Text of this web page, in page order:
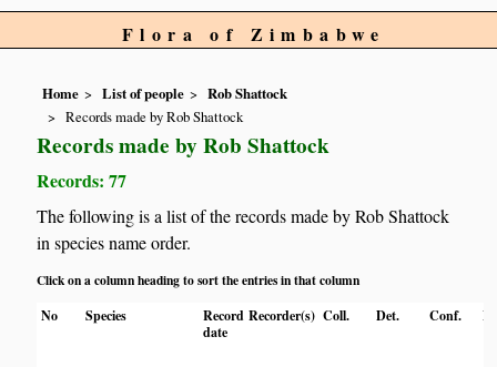
Flora of Zimbabwe
Home List of people
Rob Shattock
Records made by Rob Shattock
Records made by Rob Shattock
Records: 77
The following is a list of the records made by Rob Shattock
in species name order.
Click on a column heading to sort the entries in that column
No
Species
Record
date
Recorder(s) Coll. Det. Conf.